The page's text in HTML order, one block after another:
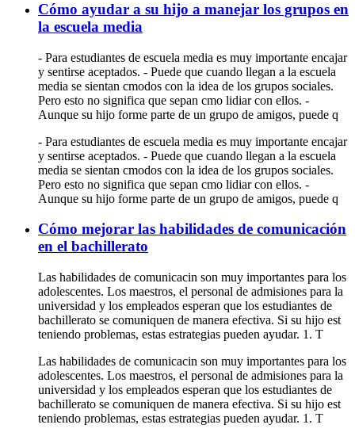
Cómo ayudar a su hijo a manejar los grupos en
la escuela media
- Para estudiantes de escuela media es muy importante encajar
y sentirse aceptados. - Puede que cuando llegan a la escuela
media se sientan cmodos con la idea de los grupos sociales.
Pero esto no significa que sepan cmo lidiar con ellos. -
Aunque su hijo forme parte de un grupo de amigos, puede q
- Para estudiantes de escuela media es muy importante encajar
y sentirse aceptados. - Puede que cuando llegan a la escuela
media se sientan cmodos con la idea de los grupos sociales.
Pero esto no significa que sepan cmo lidiar con ellos. -
Aunque su hijo forme parte de un grupo de amigos, puede q
Cómo mejorar las habilidades de comunicación
en el bachillerato
Las habilidades de comunicacin son muy importantes para los
adolescentes. Los maestros, el personal de admisiones para la
universidad y los empleados esperan que los estudiantes de
bachillerato se comuniquen de manera efectiva. Si su hijo est
teniendo problemas, estas estrategias pueden ayudar. 1. T
Las habilidades de comunicacin son muy importantes para los
adolescentes. Los maestros, el personal de admisiones para la
universidad y los empleados esperan que los estudiantes de
bachillerato se comuniquen de manera efectiva. Si su hijo est
teniendo problemas, estas estrategias pueden ayudar. 1. T